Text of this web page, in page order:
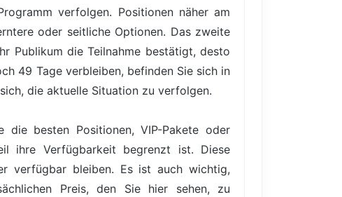
verfolgen. Positionen näher am
oder seitliche Optionen. Das zweite
Publikum die Teilnahme bestätigt, desto
49 Tage verbleiben, befinden Sie sich in
die aktuelle Situation zu verfolgen.
besten Positionen, VIP-Pakete oder
ihre Verfügbarkeit begrenzt ist. Diese
verfügbar bleiben. Es ist auch wichtig,
Preis, den Sie hier sehen, zu